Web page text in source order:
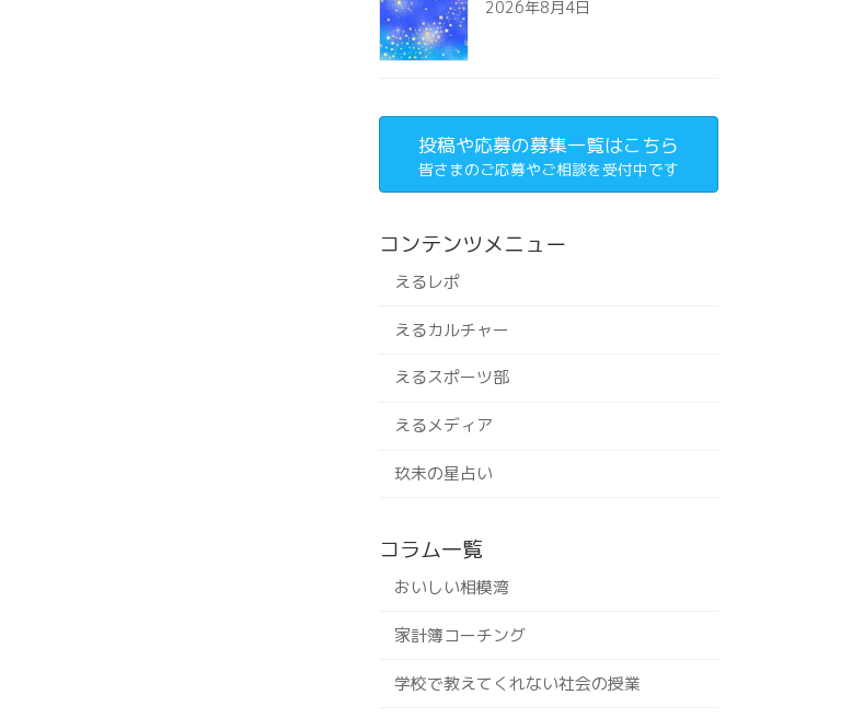
2026年8月4日
投稿や応募の募集一覧はこちら
皆さまのご応募やご相談を受付中です
コンテンツメニュー
えるレポ
えるカルチャー
えるスポーツ部
えるメディア
玖未の星占い
コラム一覧
おいしい相模湾
家計簿コーチング
学校で教えてくれない社会の授業